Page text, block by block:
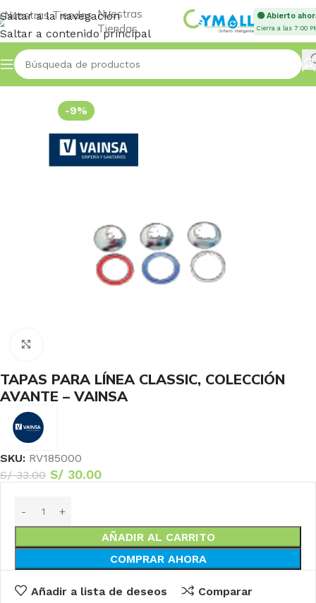
Saltar a la navegación
Saltar a contenido principal
Nuestras
Tiendas
🟢 Abierto
Cierra a las 7:00
Inicio Accessories
-9%
TAPAS PARA LÍNEA CLASSIC, COLECCIÓN
AVANTE – VAINSA
SKU: RV185000
S/33.00 S/ 30.00
AÑADIR AL CARRITO
COMPRAR AHORA
Añadir a lista de deseos Comparar